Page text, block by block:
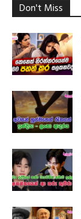
Don't Miss